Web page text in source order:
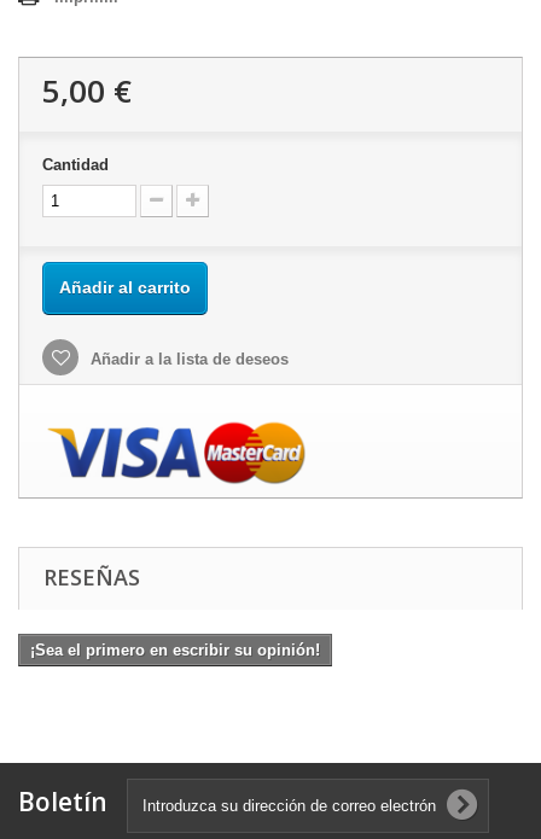
5,00 €
Cantidad
Añadir al carrito
Añadir a la lista de deseos
RESEÑAS
¡Sea el primero en escribir su opinión!
Boletín